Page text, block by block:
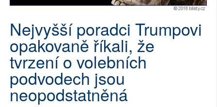
SOCIÁLNÍ SÍTĚ
RUBRIKY
PLNÁ VERZE STRÁNEK
Nejvyšší poradci Trumpovi
opakovaně říkali, že
tvrzení o volebních
podvodech jsou
neopodstatněná